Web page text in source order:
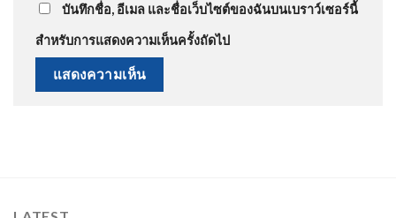
บันทึกชื่อ, อีเมล และชื่อเว็บไซต์ของฉันบนเบราว์เซอร์นี้
สำหรับการแสดงความเห็นครั้งถัดไป